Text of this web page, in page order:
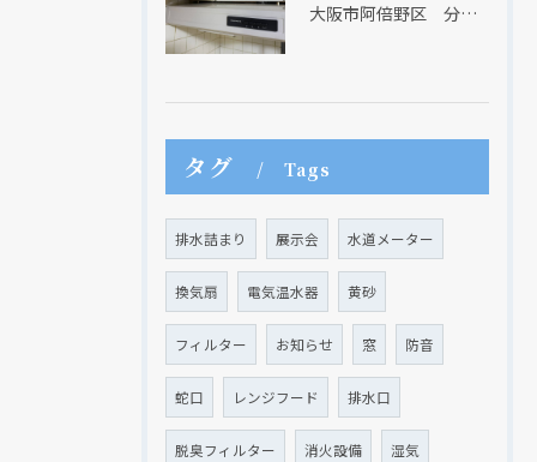
大阪市阿倍野区 分譲マンションのレンジフード取替リフォーム工事 タカラスタンダード
タグ Tags
排水詰まり 展示会 水道メーター
換気扇 電気温水器 黄砂
フィルター お知らせ 窓 防音
蛇口 レンジフード 排水口
脱臭フィルター 消火設備 湿気
クリックでチラシのページにジャンプします
クリックでチラシのページにジャンプします